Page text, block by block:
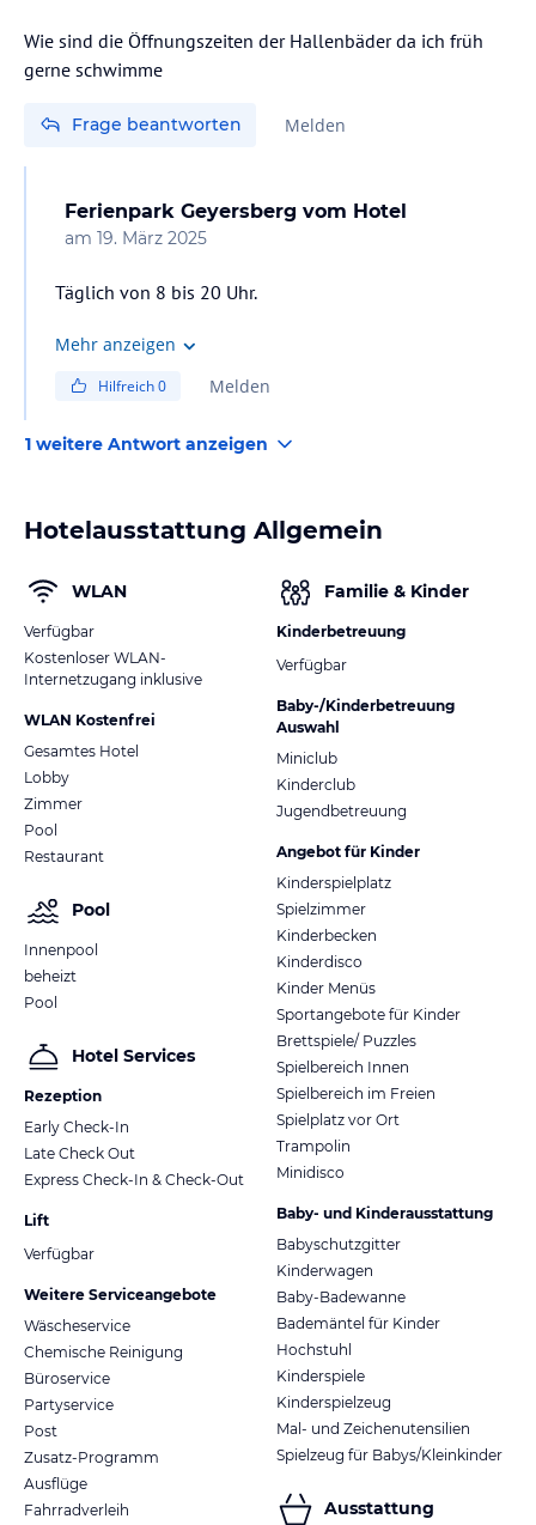
Wie sind die Öffnungszeiten der Hallenbäder da ich früh
gerne schwimme
Frage beantworten Melden
Ferienpark Geyersberg vom Hotel
am 19. März 2025
Täglich von 8 bis 20 Uhr.
Mehr anzeigen
Hilfreich0 Melden
1 weitere Antwort anzeigen
Hotelausstattung Allgemein
WLAN
Verfügbar
Kostenloser WLAN-
Internetzugang inklusive
WLAN Kostenfrei
Gesamtes Hotel
Lobby
Zimmer
Pool
Restaurant
Pool
Innenpool
beheizt
Pool
Hotel Services
Rezeption
Early Check-In
Late Check Out
Express Check-In & Check-Out
Lift
Verfügbar
Weitere Serviceangebote
Wäscheservice
Chemische Reinigung
Büroservice
Partyservice
Post
Zusatz-Programm
Ausflüge
Fahrradverleih
Familie & Kinder
Kinderbetreuung
Verfügbar
Baby-/Kinderbetreuung
Auswahl
Miniclub
Kinderclub
Jugendbetreuung
Angebot für Kinder
Kinderspielplatz
Spielzimmer
Kinderbecken
Kinderdisco
Kinder Menüs
Sportangebote für Kinder
Brettspiele/ Puzzles
Spielbereich Innen
Spielbereich im Freien
Spielplatz vor Ort
Trampolin
Minidisco
Baby- und Kinderausstattung
Babyschutzgitter
Kinderwagen
Baby-Badewanne
Bademäntel für Kinder
Hochstuhl
Kinderspiele
Kinderspielzeug
Mal- und Zeichenutensilien
Spielzeug für Babys/Kleinkinder
Ausstattung